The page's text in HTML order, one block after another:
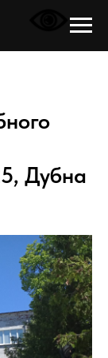
Дубна